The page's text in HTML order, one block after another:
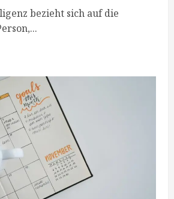
bezieht sich auf die